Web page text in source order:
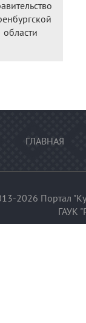
области
ГЛАВНАЯ
2026 Портал
ГАУК